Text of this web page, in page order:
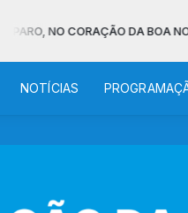
CORAÇÃO DA BOA NOTÍCIA
NOTÍCIAS